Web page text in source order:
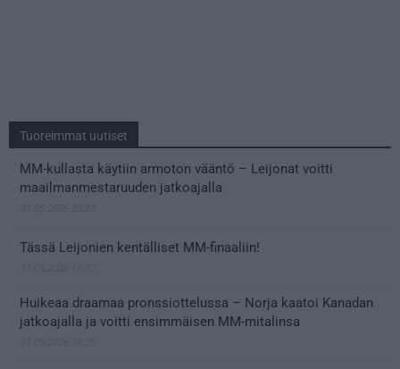
Tuoreimmat uutiset
MM-kullasta käytiin armoton vääntö – Leijonat voitti
maailmanmestaruuden jatkoajalla
Tässä Leijonien kentälliset MM-finaaliin!
Huikeaa draamaa pronssiottelussa – Norja kaatoi Kanadan
jatkoajalla ja voitti ensimmäisen MM-mitalinsa